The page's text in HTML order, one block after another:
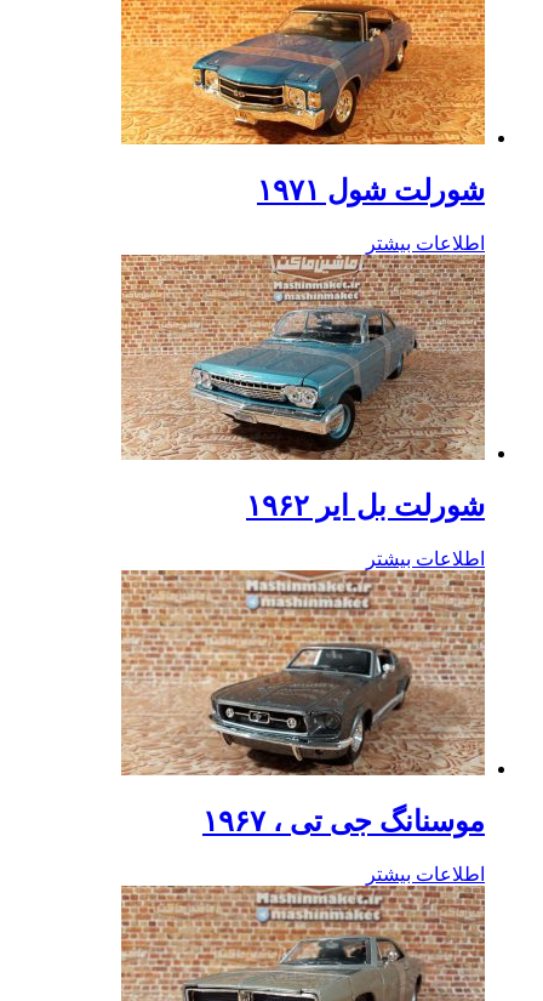
شورلت شول ۱۹۷۱
اطلاعات بیشتر
شورلت بل ایر ۱۹۶۲
اطلاعات بیشتر
موسنانگ جی تی ، ۱۹۶۷
اطلاعات بیشتر